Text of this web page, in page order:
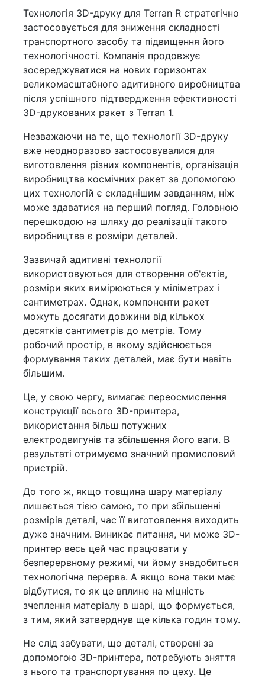
Технологія 3D-друку для Terran R стратегічно
застосовується для зниження складності
транспортного засобу та підвищення його
технологічності. Компанія продовжує
зосереджуватися на нових горизонтах
великомасштабного адитивного виробництва
після успішного підтвердження ефективності
3D-друкованих ракет з Terran 1.
Незважаючи на те, що технології 3D-друку
вже неодноразово застосовувалися для
виготовлення різних компонентів, організація
виробництва космічних ракет за допомогою
цих технологій є складнішим завданням, ніж
може здаватися на перший погляд. Головною
перешкодою на шляху до реалізації такого
виробництва є розміри деталей.
Зазвичай адитивні технології
використовуються для створення об'єктів,
розміри яких вимірюються у міліметрах і
сантиметрах. Однак, компоненти ракет
можуть досягати довжини від кількох
десятків сантиметрів до метрів. Тому
робочий простір, в якому здійснюється
формування таких деталей, має бути навіть
більшим.
Це, у свою чергу, вимагає переосмислення
конструкції всього 3D-принтера,
використання більш потужних
електродвигунів та збільшення його ваги. В
результаті отримуємо значний промисловий
пристрій.
До того ж, якщо товщина шару матеріалу
лишається тією самою, то при збільшенні
розмірів деталі, час її виготовлення виходить
дуже значним. Виникає питання, чи може 3D-
принтер весь цей час працювати у
безперервному режимі, чи йому знадобиться
технологічна перерва. А якщо вона таки має
відбутися, то як це вплине на міцність
зчеплення матеріалу в шарі, що формується,
з тим, який затверднув ще кілька годин тому.
Не слід забувати, що деталі, створені за
допомогою 3D-принтера, потребують зняття
з нього та транспортування по цеху. Це